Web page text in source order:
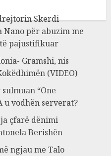
Skerdi
Nano për abuzim me
pajustifikuar
Gramshi, nis
(VIDEO)
“One
u vodhën serverat?
çfarë dënimi
Berishën
ngjau me Talo